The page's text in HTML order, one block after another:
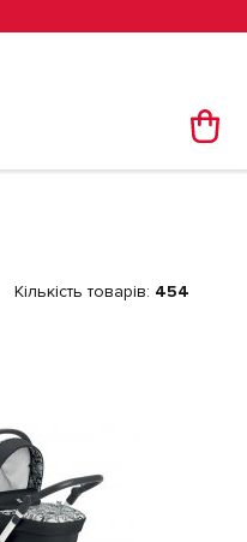
Кількість товарів: 454